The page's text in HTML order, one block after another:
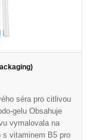
séra pro citlivou
gelu Obsahuje
vymalovala na
s vitaminem B5 pro